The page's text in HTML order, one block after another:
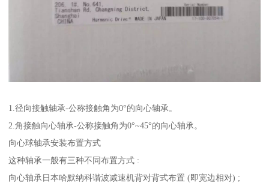
1.径向接触轴承-公称接触角为0°的向心轴承。
2.角接触向心轴承-公称接触角为0°~45°的向心轴承。
向心球轴承安装布置方式
这种轴承一般有三种不同布置方式 :
向心轴承日本哈默纳科谐波减速机背对背式布置 (即宽边相对) ;